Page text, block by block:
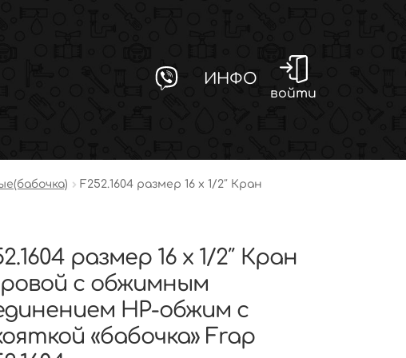
ИНФО
войти
F252.1604 размер 16 x 1/2″ Кран
размер 16 x 1/2″ Кран
с обжимным
НР-обжим с
«бабочка» Frap